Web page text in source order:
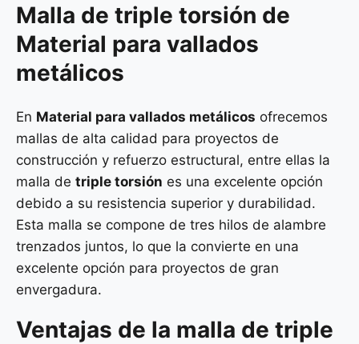
Malla de triple torsión de
Material para vallados
metálicos
En Material para vallados metálicos ofrecemos
mallas de alta calidad para proyectos de
construcción y refuerzo estructural, entre ellas la
malla de triple torsión es una excelente opción
debido a su resistencia superior y durabilidad.
Esta malla se compone de tres hilos de alambre
trenzados juntos, lo que la convierte en una
excelente opción para proyectos de gran
envergadura.
Ventajas de la malla de triple